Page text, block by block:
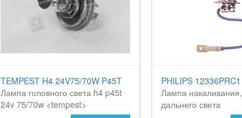
TEMPEST H4 24V75/70W P45T
Лампа головного света h4 p45t
24v 75/70w <tempest>
PHILIPS 12336PRC1
Лампа
дальнего света